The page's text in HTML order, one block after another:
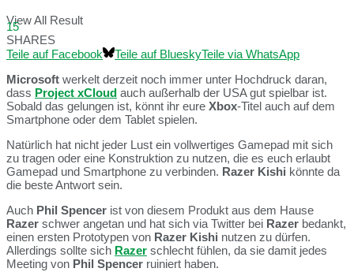
View All Result
15
SHARES
Teile auf Facebook
Teile auf BlueskyTeile via WhatsApp
Microsoft werkelt derzeit noch immer unter Hochdruck daran,
dass Project xCloud auch außerhalb der USA gut spielbar ist.
Sobald das gelungen ist, könnt ihr eure Xbox-Titel auch auf dem
Smartphone oder dem Tablet spielen.
Natürlich hat nicht jeder Lust ein vollwertiges Gamepad mit sich
zu tragen oder eine Konstruktion zu nutzen, die es euch erlaubt
Gamepad und Smartphone zu verbinden. Razer Kishi könnte da
die beste Antwort sein.
Auch Phil Spencer ist von diesem Produkt aus dem Hause
Razer schwer angetan und hat sich via Twitter bei Razer bedankt,
einen ersten Prototypen von Razer Kishi nutzen zu dürfen.
Allerdings sollte sich Razer schlecht fühlen, da sie damit jedes
Meeting von Phil Spencer ruiniert haben.